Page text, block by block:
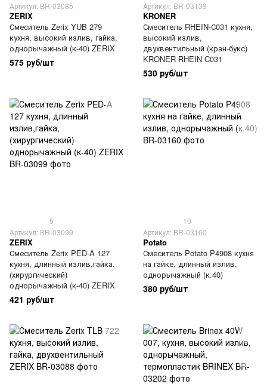
Артикул: BR-03085
ZERIX
Смеситель Zerix YUB 279
кухня, высокий излив, гайка,
однорычажный (к-40) ZERIX
575 руб/шт
Артикул: BR-03139
KRONER
Смеситель RHEIN-С031 кухня,
высокий излив,
двухвентильный (кран-букс)
KRONER RHEIN C031
530 руб/шт
5
Артикул: BR-03099
ZERIX
Смеситель Zerix PED-A 127
кухня, длинный излив,гайка,
(хирургический)
однорычажный (к-40) ZERIX
421 руб/шт
10
Артикул: BR-03160
Potato
Смеситель Potato P4908 кухня
на гайке, длинный излив,
однорычажный (к.40)
380 руб/шт